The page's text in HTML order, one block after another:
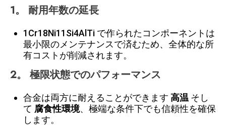
1。 耐用年数の延長
1Cr18Ni11Si4AlTi で作られたコンポーネントは
最小限のメンテナンスで済むため、全体的な所
有コストが削減されます。
2。 極限状態でのパフォーマンス
合金は両方に耐えることができます 高温 そし
て 腐食性環境、極端な条件下でも信頼性を確保
します。